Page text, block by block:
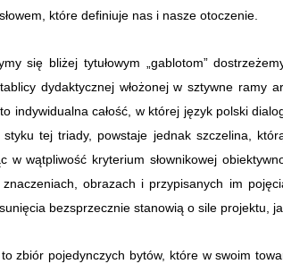
które definiuje nas i nasze otoczenie.
się bliżej tytułowym „gablotom”
dydaktycznej włożonej w sztywne ramy
indywidualna całość, w której język polski
tej triady, powstaje jednak szczelina,
w wątpliwość kryterium słownikowej
znaczeniach, obrazach i przypisanych im
bezsprzecznie stanowią o sile projektu,
to zbiór pojedynczych bytów, które w swoim